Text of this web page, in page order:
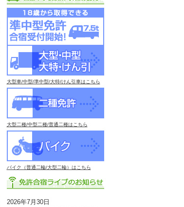
大型車/中型/準中型/大特/けん引車はこちら
大型二種/中型二種/普通二種はこちら
バイク（普通二輪/大型二輪）はこちら
2026年7月30日